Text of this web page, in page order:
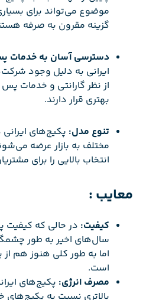
موضوع می‌تواند برای
گزینه مقرون به صرفه
دسترسی آسان به خدمات
ایرانی به دلیل وجود
از نظر گارانتی و خدمات
بهتری قرار دارند.
تنوع مدل: پکیج‌های
مختلف به بازار عرضه
انتخاب بالایی را برای
معایب :
کیفیت: در حالی که کیفیت
سال‌های اخیر به طور
اما به طور کلی هنوز هم از
است.
مصرف انرژی: پکیج‌های
بالاتری نسبت به پکیج‌های